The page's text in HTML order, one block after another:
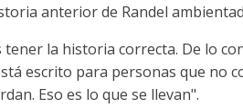
anterior de Randel
la historia correcta. De lo
escrito para personas que no
Eso es lo que se llevan".